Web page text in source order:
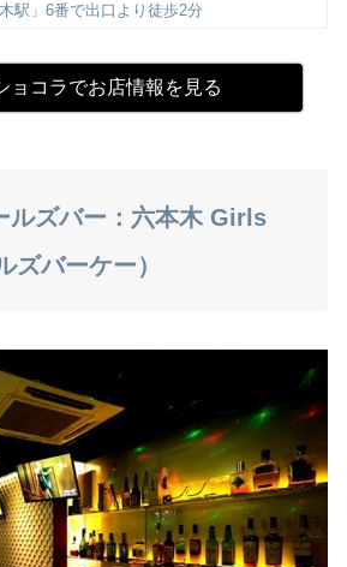
駅」6番で出口より徒歩2分
ョコラでお店情報を見る
ルズバー：六本木 Girls
ズバーケー）